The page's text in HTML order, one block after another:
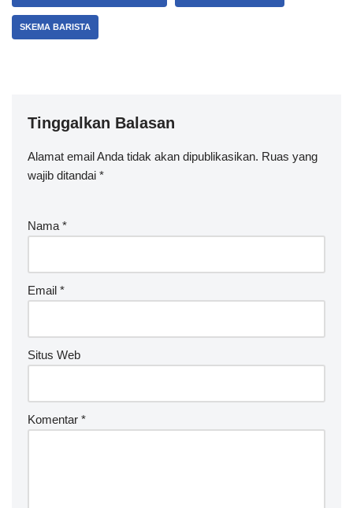
SKEMA BARISTA
Tinggalkan Balasan
Alamat email Anda tidak akan dipublikasikan. Ruas yang
wajib ditandai *
Nama *
Email *
Situs Web
Komentar *